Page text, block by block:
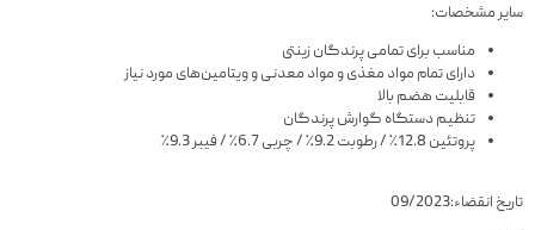
سایر مشخصات:
مناسب برای تمامی پرندگان زینتی
دارای تمام مواد مغذی و مواد معدنی و ویتامین‌های مورد نیاز
قابلیت هضم بالا
تنظیم دستگاه گوارش پرندگان
پروتئین 12.8٪ / رطوبت 9.2٪ / چربی 6.7٪ / فیبر 9.3٪
تاریخ انقضاء:09/2023